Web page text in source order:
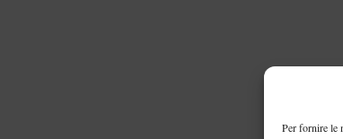
Per fornire le